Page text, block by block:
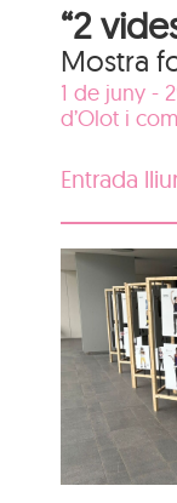
“2
Mostra
1 de juny -
d’Olot i
Entrada